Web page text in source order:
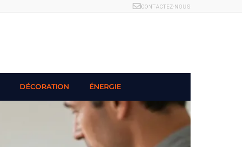
CONTACTEZ-NOUS
DÉCORATION ÉNERGIE